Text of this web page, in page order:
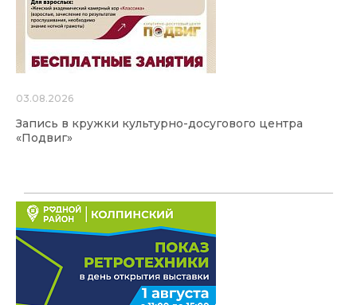
03.08.2026
Запись в кружки культурно-досугового центра
«Подвиг»